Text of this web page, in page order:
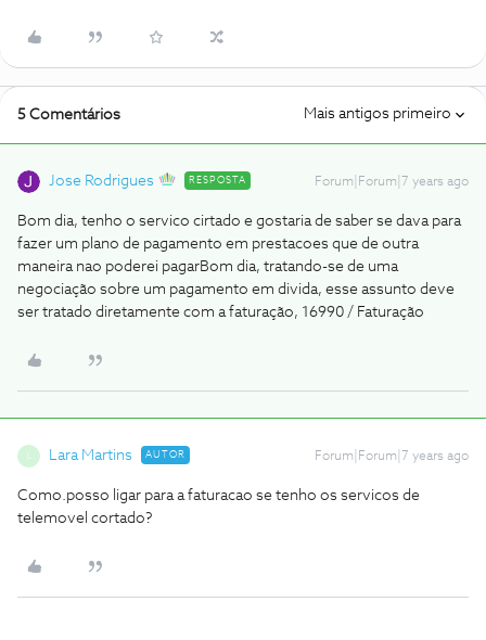
5 Comentários Mais antigos primeiro
Jose Rodrigues RESPOSTA Forum|Forum|7 years ago
Bom dia, tenho o servico cirtado e gostaria de saber se dava para
fazer um plano de pagamento em prestacoes que de outra
maneira nao poderei pagarBom dia, tratando-se de uma
negociação sobre um pagamento em divida, esse assunto deve
ser tratado diretamente com a faturação, 16990 / Faturação
Lara Martins AUTOR Forum|Forum|7 years ago
Como.posso ligar para a faturacao se tenho os servicos de
telemovel cortado?